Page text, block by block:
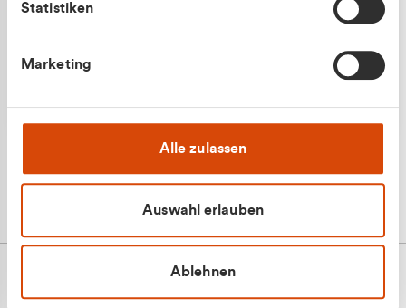
Statistiken
Marketing
Alle zulassen
Auswahl erlauben
Ablehnen